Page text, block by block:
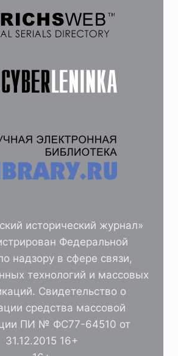
исторический журнал»
Федеральной
надзору в сфере связи,
технологий и массовых
Свидетельство о
средства массовой
ПИ № ФС77-64510 от
31.12.2015 16+